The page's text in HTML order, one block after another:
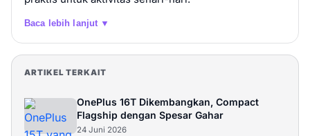
Baca lebih lanjut ▼
ARTIKEL TERKAIT
OnePlus 16T Dikembangkan, Compact
Flagship dengan Spesar Gahar
24 Juni 2026